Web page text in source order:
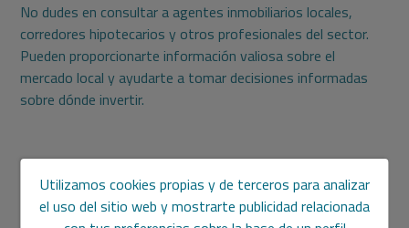
No dudes en consultar a agentes inmobiliarios locales,
corredores hipotecarios y otros profesionales del sector.
Pueden proporcionarte información valiosa sobre el
mercado local y ayudarte a tomar decisiones informadas
sobre dónde invertir.
Establece tarifas competitivas
Establecer tarifas competitivas es esencial para atraer y
Utilizamos cookies propias y de terceros para analizar
el uso del sitio web y mostrarte publicidad relacionada